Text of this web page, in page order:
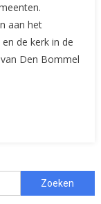
aan het
de kerk in de
Den Bommel
Zoeken
naar: